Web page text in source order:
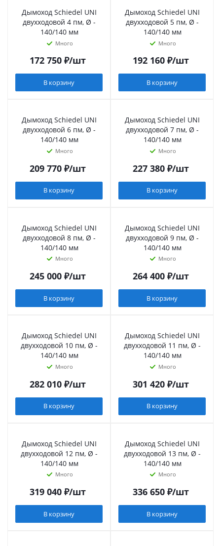
Дымоход Schiedel UNI
двухходовой 4 пм, Ø -
140/140 мм
Много
172 750₽/шт
В корзину
Дымоход Schiedel UNI
двухходовой 5 пм, Ø -
140/140 мм
Много
192 160₽/шт
В корзину
Дымоход Schiedel UNI
двухходовой 6 пм, Ø -
140/140 мм
Много
209 770₽/шт
В корзину
Дымоход Schiedel UNI
двухходовой 7 пм, Ø -
140/140 мм
Много
227 380₽/шт
В корзину
Дымоход Schiedel UNI
двухходовой 8 пм, Ø -
140/140 мм
Много
245 000₽/шт
В корзину
Дымоход Schiedel UNI
двухходовой 9 пм, Ø -
140/140 мм
Много
264 400₽/шт
В корзину
Дымоход Schiedel UNI
двухходовой 10 пм, Ø -
140/140 мм
Много
282 010₽/шт
В корзину
Дымоход Schiedel UNI
двухходовой 11 пм, Ø -
140/140 мм
Много
301 420₽/шт
В корзину
Дымоход Schiedel UNI
двухходовой 12 пм, Ø -
140/140 мм
Много
319 040₽/шт
В корзину
Дымоход Schiedel UNI
двухходовой 13 пм, Ø -
140/140 мм
Много
336 650₽/шт
В корзину